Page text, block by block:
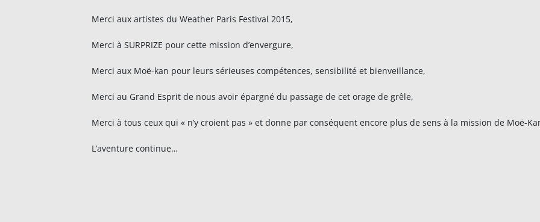
Merci aux artistes du Weather Paris Festival 2015,
Merci à SURPRIZE pour cette mission d’envergure,
Merci aux Moë-kan pour leurs sérieuses compétences, sensibilité et bienveillance,
Merci au Grand Esprit de nous avoir épargné du passage de cet orage de grêle,
Merci à tous ceux qui « n’y croient pas » et donne par conséquent encore plus de sens à la mission de Moë-
L’aventure continue…